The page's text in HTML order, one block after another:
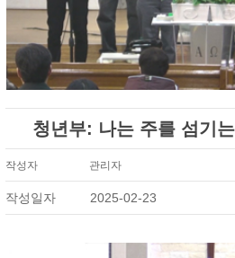
청년부: 나는 주를 섬기
작성자 관리자
작성일자 2025-02-23